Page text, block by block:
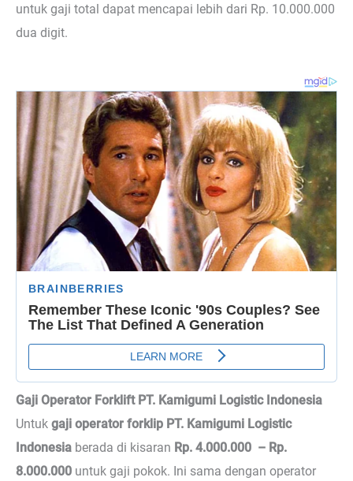
untuk gaji total dapat mencapai lebih dari Rp. 10.000.000
dua digit.
Gaji Operator Forklift PT. Kamigumi Logistic Indonesia
Untuk gaji operator forklip PT. Kamigumi Logistic
Indonesia berada di kisaran Rp. 4.000.000 – Rp.
8.000.000 untuk gaji pokok. Ini sama dengan operator